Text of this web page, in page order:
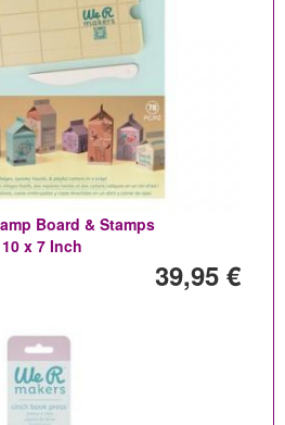
Board & Stamps
10 x 7 Inch
39,95 €